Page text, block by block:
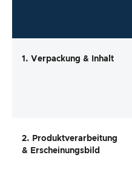
1. Verpackung & Inhalt
2. Produktverarbeitung
& Erscheinungsbild